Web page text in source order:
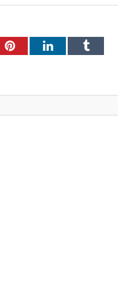
PinterestLinkedInTumblr